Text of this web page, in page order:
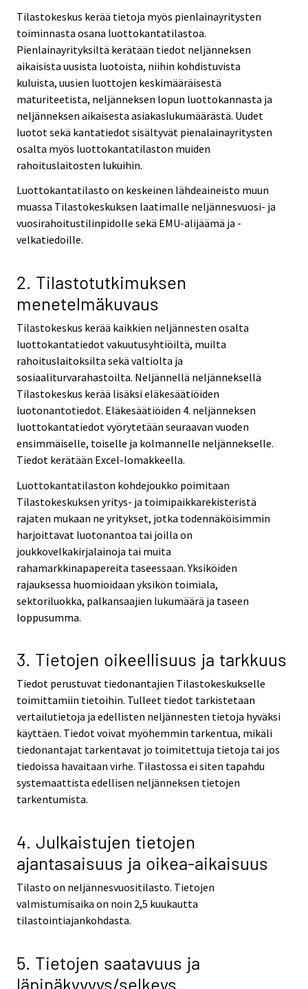
Tilastokeskus kerää tietoja myös pienlainayritysten
toiminnasta osana luottokantatilastoa.
Pienlainayrityksiltä kerätään tiedot neljänneksen
aikaisista uusista luotoista, niihin kohdistuvista
kuluista, uusien luottojen keskimääräisestä
maturiteetista, neljänneksen lopun luottokannasta ja
neljänneksen aikaisesta asiakaslukumäärästä. Uudet
luotot sekä kantatiedot sisältyvät pienalainayritysten
osalta myös luottokantatilaston muiden
rahoituslaitosten lukuihin.
Luottokantatilasto on keskeinen lähdeaineisto muun
muassa Tilastokeskuksen laatimalle neljännesvuosi- ja
vuosirahoitustilinpidolle sekä EMU-alijäämä ja -
velkatiedoille.
2. Tilastotutkimuksen
menetelmäkuvaus
Tilastokeskus kerää kaikkien neljännesten osalta
luottokantatiedot vakuutusyhtiöiltä, muilta
rahoituslaitoksilta sekä valtiolta ja
sosiaaliturvarahastoilta. Neljännellä neljänneksellä
Tilastokeskus kerää lisäksi eläkesäätiöiden
luotonantotiedot. Eläkesäätiöiden 4. neljänneksen
luottokantatiedot vyörytetään seuraavan vuoden
ensimmäiselle, toiselle ja kolmannelle neljännekselle.
Tiedot kerätään Excel-lomakkeella.
Luottokantatilaston kohdejoukko poimitaan
Tilastokeskuksen yritys- ja toimipaikkarekisteristä
rajaten mukaan ne yritykset, jotka todennäköisimmin
harjoittavat luotonantoa tai joilla on
joukkovelkakirjalainoja tai muita
rahamarkkinapapereita taseessaan. Yksiköiden
rajauksessa huomioidaan yksikön toimiala,
sektoriluokka, palkansaajien lukumäärä ja taseen
loppusumma.
3. Tietojen oikeellisuus ja tarkkuus
Tiedot perustuvat tiedonantajien Tilastokeskukselle
toimittamiin tietoihin. Tulleet tiedot tarkistetaan
vertailutietoja ja edellisten neljännesten tietoja hyväksi
käyttäen. Tiedot voivat myöhemmin tarkentua, mikäli
tiedonantajat tarkentavat jo toimitettuja tietoja tai jos
tiedoissa havaitaan virhe. Tilastossa ei siten tapahdu
systemaattista edellisen neljänneksen tietojen
tarkentumista.
4. Julkaistujen tietojen
ajantasaisuus ja oikea-aikaisuus
Tilasto on neljännesvuositilasto. Tietojen
valmistumisaika on noin 2,5 kuukautta
tilastointiajankohdasta.
5. Tietojen saatavuus ja
läpinäkyvyys/selkeys